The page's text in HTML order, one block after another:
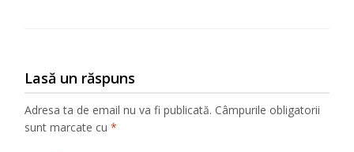
Lasă un răspuns
Adresa ta de email nu va fi publicată. Câmpurile obligatorii
sunt marcate cu*